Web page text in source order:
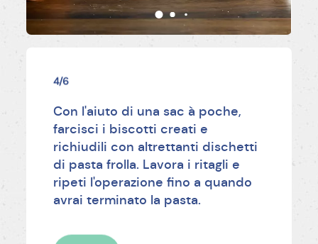
4/6
Con l'aiuto di una sac à poche,
farcisci i biscotti creati e
richiudili con altrettanti dischetti
di pasta frolla. Lavora i ritagli e
ripeti l'operazione fino a quando
avrai terminato la pasta.